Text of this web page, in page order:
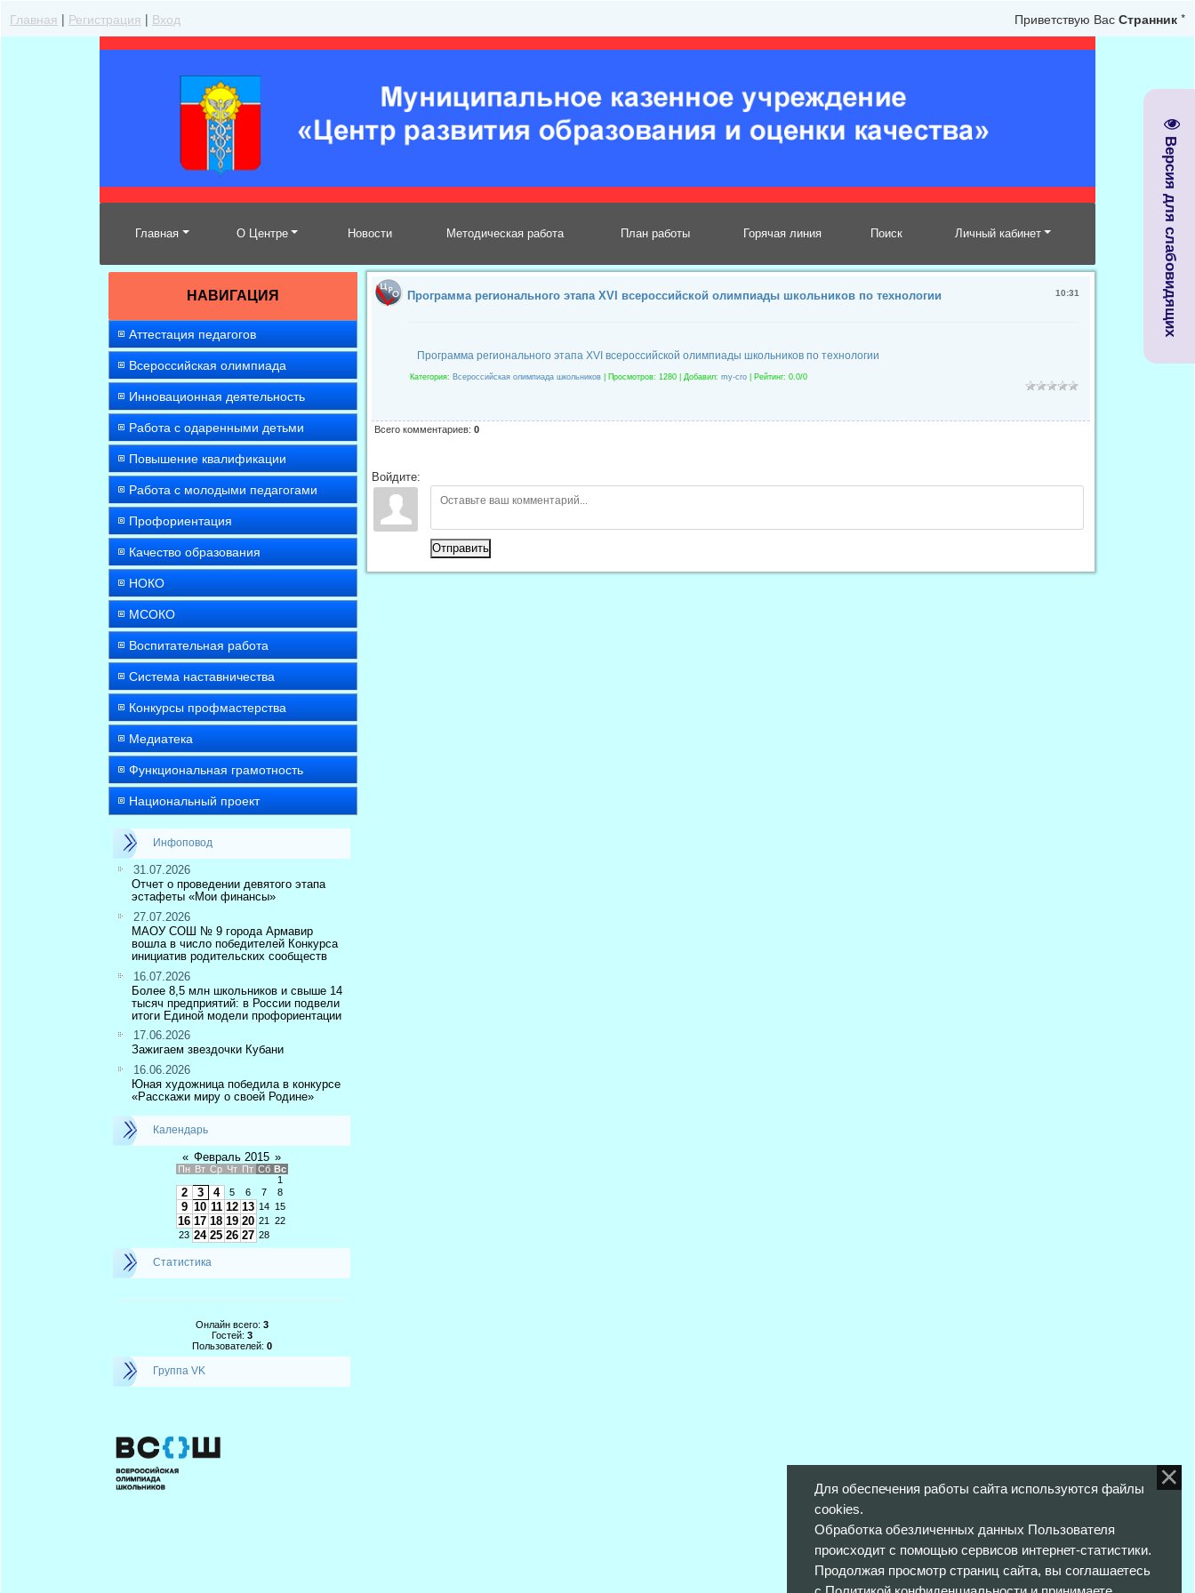
Версия для слабовидящих
Главная | Регистрация | Вход Приветствую Вас Странник *
Главная О Центре Новости Методическая работа План работы Горячая линия Поиск Личный кабинет
НАВИГАЦИЯ
Аттестация педагогов
Всероссийская олимпиада
Инновационная деятельность
Работа с одаренными детьми
Повышение квалификации
Работа с молодыми педагогами
Профориентация
Качество образования
НОКО
МСОКО
Воспитательная работа
Система наставничества
Конкурсы профмастерства
Медиатека
Функциональная грамотность
Национальный проект
Инфоповод
31.07.2026
Отчет о проведении девятого этапа
эстафеты «Мои финансы»
27.07.2026
МАОУ СОШ № 9 города Армавир
вошла в число победителей Конкурса
инициатив родительских сообществ
16.07.2026
Более 8,5 млн школьников и свыше 14
тысяч предприятий: в России подвели
итоги Единой модели профориентации
17.06.2026
Зажигаем звездочки Кубани
16.06.2026
Юная художница победила в конкурсе
«Расскажи миру о своей Родине»
Календарь
« Февраль 2015 »
Пн Вт Ср Чт Пт Сб Вс
1
2 3 4 5 6 7 8
9 10 11 12 13 14 15
16 17 18 19 20 21
22
23 24 25 26 27 28
Статистика
Онлайн всего: 3
Гостей: 3
Пользователей: 0
Группа VK
Программа регионального этапа XVI всероссийской олимпиады школьников по технологии 10:31
Программа регионального этапа XVI всероссийской олимпиады школьников по технологии
Категория: Всероссийская олимпиада школьников Просмотров: 1280 | Добавил: my-cro Рейтинг: 0.0/0
Всего комментариев: 0
Войдите:
Отправить
Для обеспечения работы сайта используются файлы
cookies.
Обработка обезличенных данных Пользователя
происходит с помощью сервисов интернет-статистики.
Продолжая просмотр страниц сайта, вы соглашаетесь